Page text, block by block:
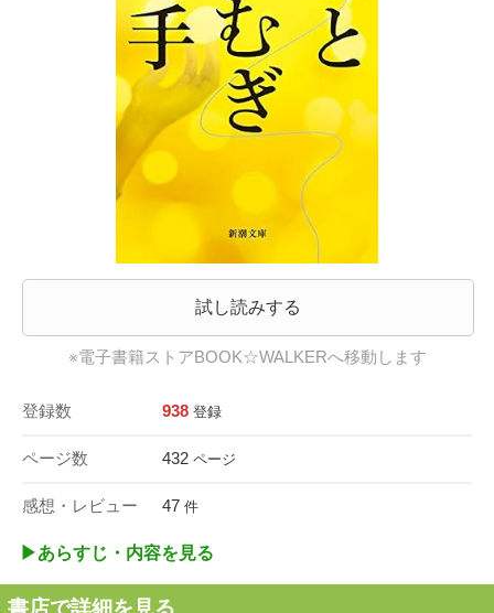
試し読みする
※電子書籍ストアBOOK☆WALKERへ移動します
登録数 938 登録
ページ数 432 ページ
感想・レビュー 47 件
▶︎あらすじ・内容を見る
書店で詳細を見る